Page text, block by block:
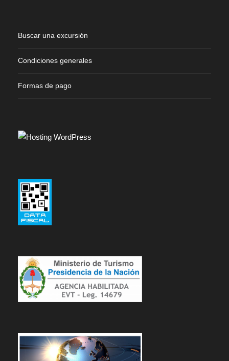
Buscar una excursión
Condiciones generales
Formas de pago